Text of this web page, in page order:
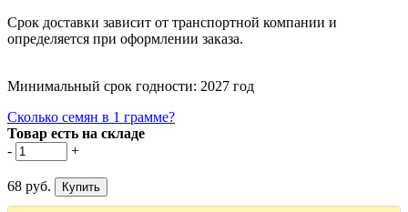
Срок доставки зависит от транспортной компании и
определяется при оформлении заказа.
Минимальный срок годности: 2027 год
Сколько семян в 1 грамме?
Товар есть на складе
-
+
68 руб.